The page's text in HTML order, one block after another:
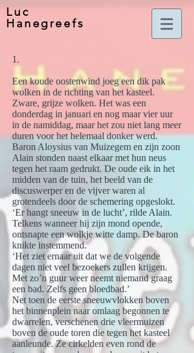
Luc
Hanegreefs
1.
Een koude oostenwind joeg een dik pak
wolken in de richting van het kasteel.
Zware, grijze wolken. Het was een
donderdag in januari en nog maar vier uur
in de namiddag, maar het zou niet lang meer
duren voor het helemaal donker werd.
Baron Aloysius van Muizegem en zijn zoon
Alain stonden naast elkaar met hun neus
tegen het raam gedrukt. De oude eik in het
midden van de tuin, het beeld van de
discuswerper en de vijver waren al
grotendeels door de schemering opgeslokt.
‘Er hangt sneeuw in de lucht’, rilde Alain.
Telkens wanneer hij zijn mond opende,
ontsnapte een wolkje witte damp. De baron
knikte instemmend.
‘Het ziet ernaar uit dat we de volgende
dagen niet veel bezoekers zullen krijgen.
Met zo’n guur weer neemt niemand graag
een bad. Zelfs geen bloedbad.’
Net toen de eerste sneeuwvlokken boven
het binnenplein naar omlaag begonnen te
dwarrelen, verschenen drie vleermuizen
boven de oude toren die tegen het kasteel
aanleunde. Ze cirkelden even rond de